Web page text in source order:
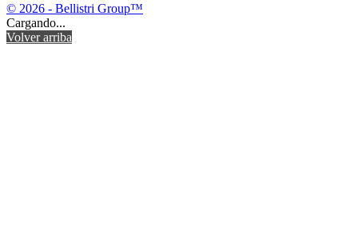
© 2026 - Bellistri Group™
Cargando...
Volver arriba